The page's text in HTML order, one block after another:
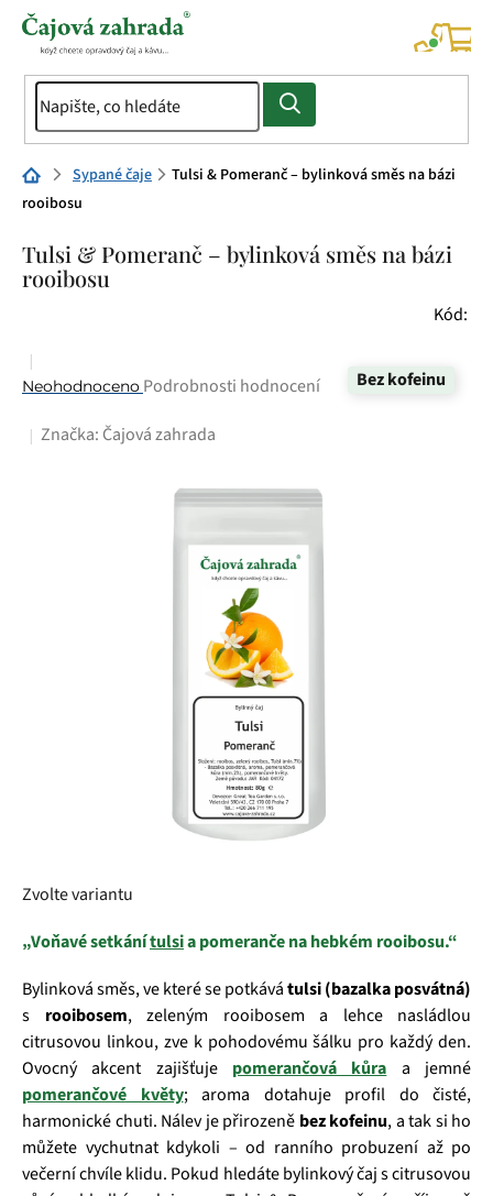
Přejít
Domů Sypané čaje
Tulsi & Pomeranč – bylinková směs na bázi
rooibosu
Tulsi & Pomeranč – bylinková směs na bázi
rooibosu
Kód:
Bez kofeinu
Průměrné
produktu
Neohodnoceno Podrobnosti hodnocení
Značka: Čajová zahrada
Zvolte variantu
„Voňavé setkánítulsia pomeranče na hebkém rooibosu.“
Bylinková směs, ve které se potkávátulsi (bazalka posvátná)
s rooibosem, zeleným rooibosem a lehce nasládlou
citrusovou linkou, zve k pohodovému šálku pro každý den.
Ovocný akcent zajišťuje pomerančová kůra a jemné
pomerančové květy; aroma dotahuje profil do čisté,
harmonické chuti. Nálev je přirozeně bez kofeinu, a tak si ho
můžete vychutnat kdykoli – od ranního probuzení až po
večerní chvíle klidu. Pokud hledáte bylinkový čaj s citrusovou